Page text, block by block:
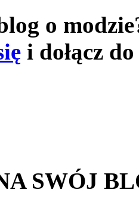
o
i dołącz
SWÓJ